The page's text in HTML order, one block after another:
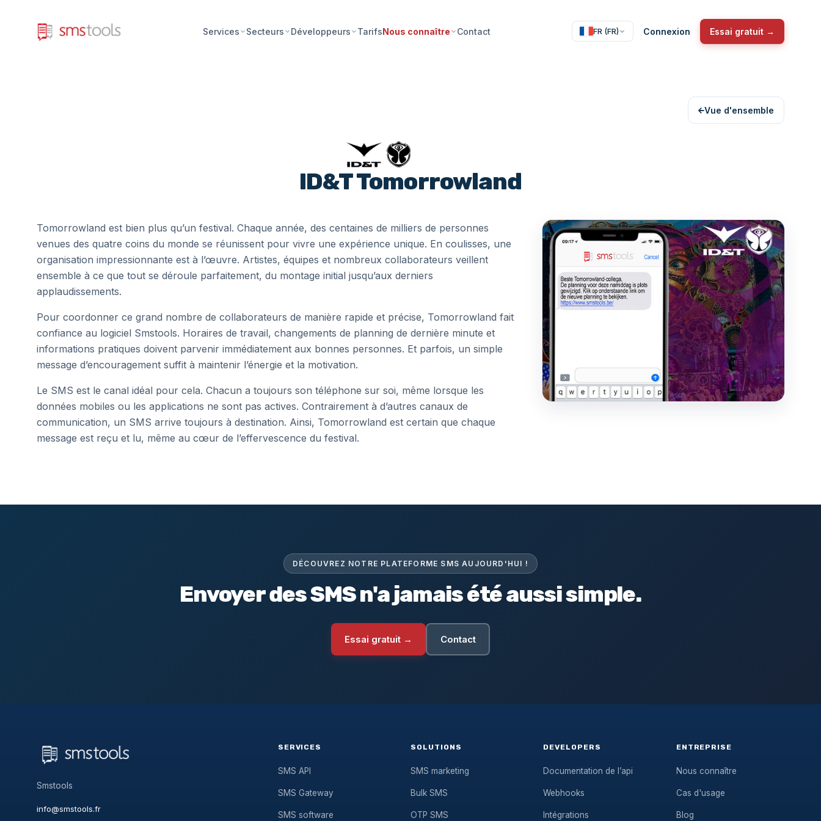
Services Secteurs Développeurs TarifsNous connaître Contact FR (FR) Connexion Essai gratuit →
Vue d'ensemble
ID&T Tomorrowland
Tomorrowland est bien plus qu’un festival. Chaque année, des centaines de milliers de personnes
venues des quatre coins du monde se réunissent pour vivre une expérience unique. En coulisses, une
organisation impressionnante est à l’œuvre. Artistes, équipes et nombreux collaborateurs veillent
ensemble à ce que tout se déroule parfaitement, du montage initial jusqu’aux derniers
applaudissements.
Pour coordonner ce grand nombre de collaborateurs de manière rapide et précise, Tomorrowland fait
confiance au logiciel Smstools. Horaires de travail, changements de planning de dernière minute et
informations pratiques doivent parvenir immédiatement aux bonnes personnes. Et parfois, un simple
message d’encouragement suffit à maintenir l’énergie et la motivation.
Le SMS est le canal idéal pour cela. Chacun a toujours son téléphone sur soi, même lorsque les
données mobiles ou les applications ne sont pas actives. Contrairement à d’autres canaux de
communication, un SMS arrive toujours à destination. Ainsi, Tomorrowland est certain que chaque
message est reçu et lu, même au cœur de l’effervescence du festival.
DÉCOUVREZ NOTRE PLATEFORME SMS AUJOURD'HUI !
Envoyer des SMS n'a jamais été aussi simple.
Essai gratuit → Contact
Smstools
info@smstools.fr
SERVICES
SMS API
SMS Gateway
SMS software
SOLUTIONS
SMS marketing
Bulk SMS
OTP SMS
DEVELOPERS
Documentation de l’api
Webhooks
Intégrations
ENTREPRISE
Nous connaître
Cas d'usage
Blog